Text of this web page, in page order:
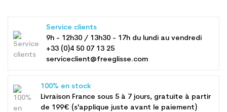
Service clients
9h - 12h30 / 13h30 - 17h du lundi au vendredi
+33 (0)4 50 07 13 25
serviceclient@freeglisse.com
100% en stock
Livraison France sous 5 à 7 jours, gratuite à partir
de 199€ (s'applique juste avant le paiement)